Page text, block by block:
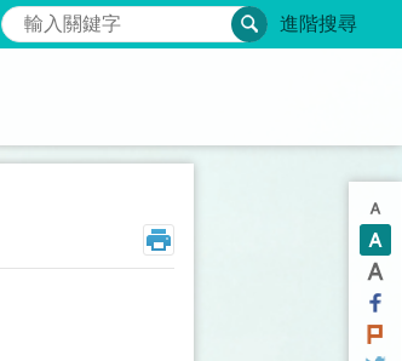
搜尋 進階搜尋